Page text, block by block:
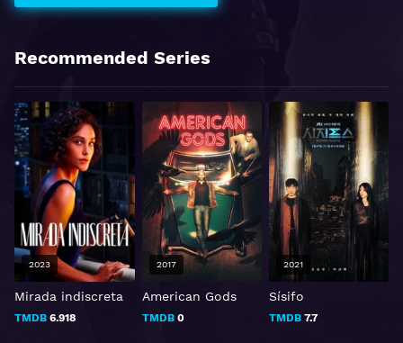
Recommended Series
Mirada indiscreta
TMDB 6.918
2023
American Gods
TMDB0
2017
Sísifo
TMDB7.7
2021